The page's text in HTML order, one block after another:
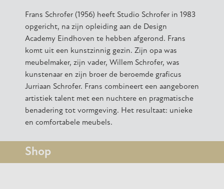
Frans Schrofer (1956) heeft Studio Schrofer in 1983
opgericht, na zijn opleiding aan de Design
Academy Eindhoven te hebben afgerond. Frans
komt uit een kunstzinnig gezin. Zijn opa was
meubelmaker, zijn vader, Willem Schrofer, was
kunstenaar en zijn broer de beroemde graficus
Jurriaan Schrofer. Frans combineert een aangeboren
artistiek talent met een nuchtere en pragmatische
benadering tot vormgeving. Het resultaat: unieke
en comfortabele meubels.
Shop